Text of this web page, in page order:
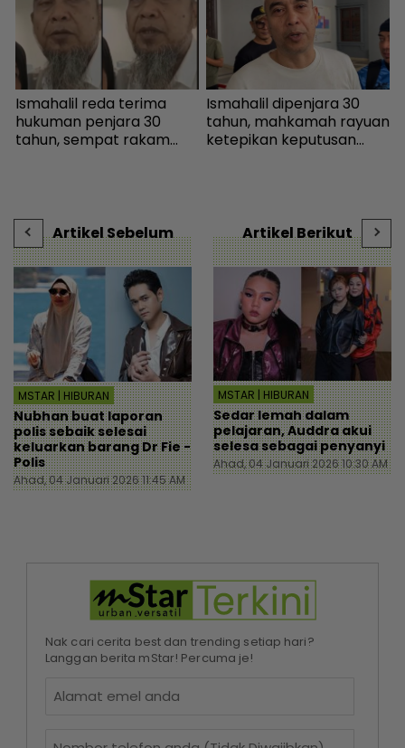
Ismahalil reda terima
hukuman penjara 30
tahun, sempat rakam
Ismahalil dipenjara 30
tahun, mahkamah rayuan
ketepikan keputusan
Artikel Sebelum
MSTAR | HIBURAN
Nubhan buat laporan
polis sebaik selesai
keluarkan barang Dr Fie -
Polis
Ahad, 04 Januari 2026 11:45 AM
Artikel Berikut
MSTAR | HIBURAN
Sedar lemah dalam
pelajaran, Auddra akui
selesa sebagai penyanyi
Ahad, 04 Januari 2026 10:30 AM
Nak cari cerita best dan trending setiap hari?
Langgan berita mStar! Percuma je!